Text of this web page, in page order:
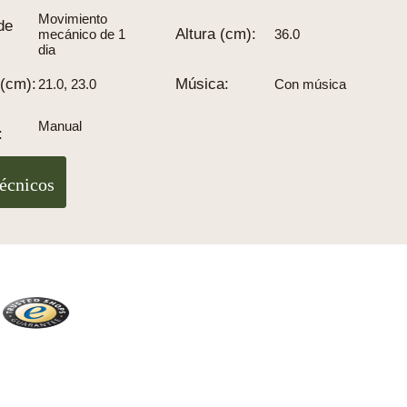
pesos ni péndulos
son medidas aproximadas
Movimiento
mecánico de 1
dia
Altura (cm): 36.0
21.0, 23.0 Música: Con música
Manual